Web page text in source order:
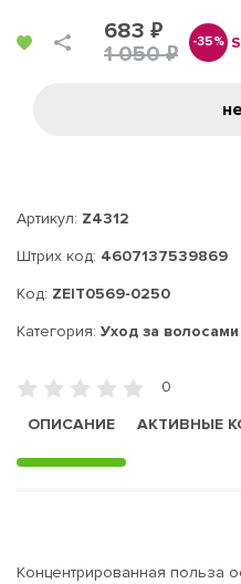
683 ₽
1 050 ₽
-35%
Артикул: Z4312
Штрих код: 4607137539869
Код: ZEIT0569-0250
Категория: Уход за волосами
0
ОПИСАНИЕ
АКТИВНЫЕ
Концентрированная польза